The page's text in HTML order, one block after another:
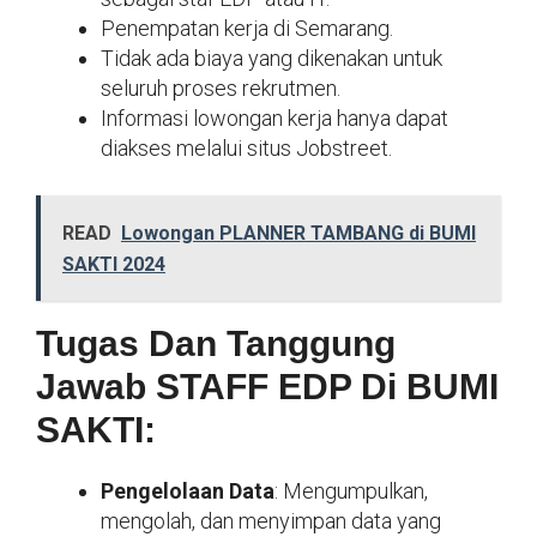
Penempatan kerja di Semarang.
Tidak ada biaya yang dikenakan untuk
seluruh proses rekrutmen.
Informasi lowongan kerja hanya dapat
diakses melalui situs Jobstreet.
READ Lowongan PLANNER TAMBANG di BUMI
SAKTI 2024
Tugas Dan Tanggung
Jawab STAFF EDP Di BUMI
SAKTI:
Pengelolaan Data: Mengumpulkan,
mengolah, dan menyimpan data yang